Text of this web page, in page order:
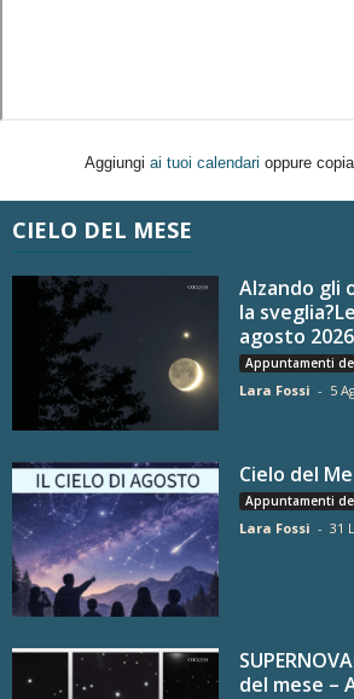
Aggiungi ai tuoi calendari oppure copia
CIELO DEL MESE
Alzando gli
la
agosto 2026
Appuntamenti
Lara Fossi - 5
Cielo del
Appuntamenti
Lara Fossi - 31
del mese –